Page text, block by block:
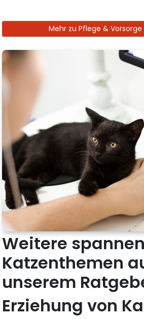
Mehr zu Pflege &
Weitere
Katzenthemen
unserem
Erziehung von